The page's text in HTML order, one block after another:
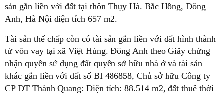
sản gắn liền với đất tại thôn Thụy Hà. Bắc Hồng, Đông
Anh, Hà Nội diện tích 657 m2.
Tài sản thế chấp còn có tài sản gắn liền với đất hình thành
từ vốn vay tại xã Việt Hùng. Đông Anh theo Giấy chứng
nhận quyền sử dụng đất quyền sở hữu nhà ở và tài sản
khác gắn liền với đất số BI 486858, Chủ sở hữu Công ty
CP ĐT Thành Quang: Diện tích: 88.514 m2, đất thuê thời